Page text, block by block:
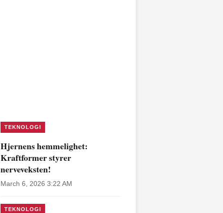
TEKNOLOGI
Hjernens hemmelighet:
Kraftformer styrer
nerveveksten!
March 6, 2026 3:22 AM
TEKNOLOGI